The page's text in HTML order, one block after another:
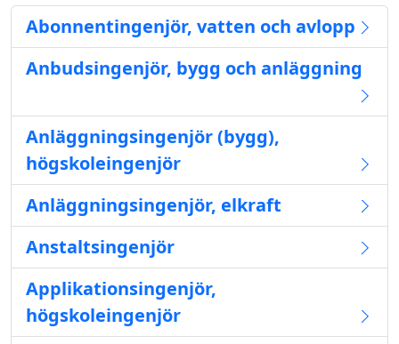
Abonnentingenjör, vatten och avlopp
Anbudsingenjör, bygg och anläggning
Anläggningsingenjör (bygg),
högskoleingenjör
Anläggningsingenjör, elkraft
Anstaltsingenjör
Applikationsingenjör,
högskoleingenjör